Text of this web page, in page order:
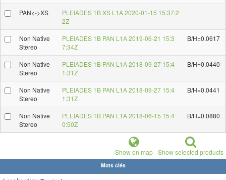
PAN<->XS
PLEIADES 1B XS L1A 2020-01-15 15:37:2
2Z
Non Native
Stereo
PLEIADES 1B PAN L1A 2019-06-21 15:3
7:34Z
B/H=0.0617
Non Native
Stereo
PLEIADES 1B PAN L1A 2018-09-27 15:4
1:31Z
B/H=0.0440
Non Native
Stereo
PLEIADES 1B PAN L1A 2018-09-27 15:4
1:31Z
B/H=0.0441
Non Native
Stereo
PLEIADES 1B PAN L1A 2018-06-15 15:4
0:50Z
B/H=0.0880
Show on map Show selected products
Mots clés